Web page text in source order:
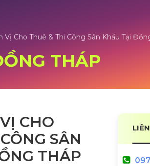
Vị Cho Thuê & Thi Công Sân Khấu Tại
THÁP
CHO
SÂN
THÁP